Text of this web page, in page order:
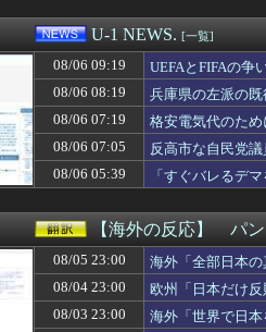
【悲報】有吉、一般人に「ド正
韓国人「このままいけば、韓国
【画像】明らかにチンポ味わ
ショウヘイオオタニ、MVPに
SCでとうとうセコケチに遭遇
ゲームの中でゲームができる
女性を殺害し山に捨てた無職
【原神】必死にサンドローネ
【サッカー】FIFA会長、過ち
旦那「一緒に夕飯を食べたい」
【悲報】大ヒットの映画「スパ
【ＬＰＧ】「イオンモール熊
韓国人「悲報：日本と韓国の
【驚愕】1回1時間程度のsexで
【画像】ヤマルとロナウドJrっ
U-1 NEWS. [一覧]
08/06 09:19
UEFAとFIFAの争
08/06 08:19
兵庫県の左派の
08/06 07:19
格安電気代のた
08/06 07:05
反高市な自民党
08/06 05:39
「すぐバレるデ
【海外の反応】 パ
08/05 23:00
海外「全部日本
08/04 23:00
欧州「日本だけ
08/03 23:00
海外「世界で日